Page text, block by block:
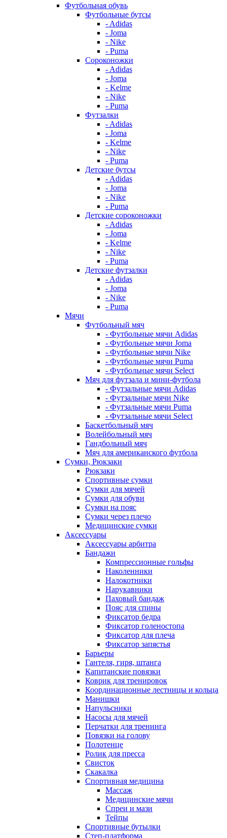
Футбольная обувь
Футбольные бутсы
- Adidas
- Joma
- Nike
- Puma
Сороконожки
- Adidas
- Joma
- Kelme
- Nike
- Puma
Футзалки
- Adidas
- Joma
- Kelme
- Nike
- Puma
Детские бутсы
- Adidas
- Joma
- Nike
- Puma
Детские сороконожки
- Adidas
- Joma
- Kelme
- Nike
- Puma
Детские футзалки
- Adidas
- Joma
- Nike
- Puma
Мячи
Футбольный мяч
- Футбольные мячи Adidas
- Футбольные мячи Joma
- Футбольные мячи Nike
- Футбольные мячи Puma
- Футбольные мячи Select
Мяч для футзала и мини-футбола
- Футзальные мячи Adidas
- Футзальные мячи Nike
- Футзальные мячи Puma
- Футзальные мячи Select
Баскетбольный мяч
Волейбольный мяч
Гандбольный мяч
Мяч для американского футбола
Сумки, Рюкзаки
Рюкзаки
Спортивные сумки
Сумки для мячей
Сумки для обуви
Сумки на пояс
Сумки через плечо
Медицинские сумки
Аксессуары
Аксессуары арбитра
Бандажи
Компрессионные гольфы
Наколенники
Налокотники
Нарукавники
Паховый бандаж
Пояс для спины
Фиксатор бедра
Фиксатор голеностопа
Фиксатор для плеча
Фиксатор запястья
Барьеры
Гантеля, гиря, штанга
Капитанские повязки
Коврик для тренировок
Координационные лестницы и кольца
Манишки
Напульсники
Насосы для мячей
Перчатки для тренинга
Повязки на голову
Полотенце
Ролик для пресса
Свисток
Скакалка
Спортивная медицина
Массаж
Медицинские мячи
Спреи и мази
Тейпы
Спортивные бутылки
Степ-платформа